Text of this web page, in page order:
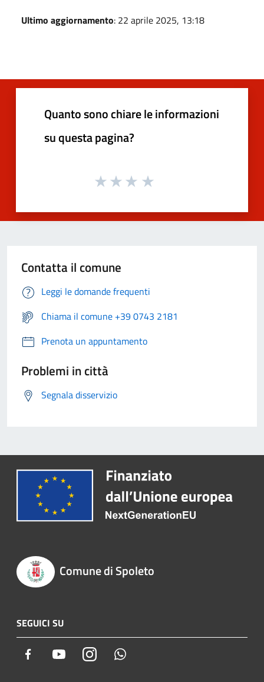
Ultimo aggiornamento: 22 aprile 2025, 13:18
Quanto sono chiare le informazioni
su questa pagina?
Contatta il comune
Leggi le domande frequenti
Chiama il comune +39 0743 2181
Prenota un appuntamento
Problemi in città
Segnala disservizio
Comune di Spoleto
SEGUICI SU
Facebook YoutubeInstagram